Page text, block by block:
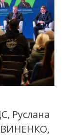
Руслана